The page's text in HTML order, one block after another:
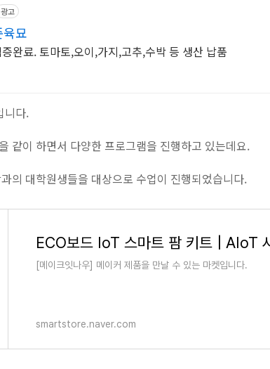
광고
묘
완료. 토마토,오이,가지,고추,수박 등 생산 납품
니다.
같이 하면서 다양한 프로그램을 진행하고 있는데요.
의 대학원생들을 대상으로 수업이 진행되었습니다.
[메이크잇나우] 메이커 제품을 만날 수 있는 마켓입니다.
smartstore.naver.com